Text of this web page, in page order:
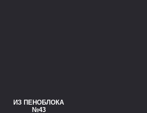
ИЗ ПЕНОБЛОКА
№43